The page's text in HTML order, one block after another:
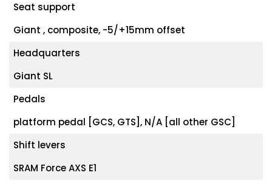
Seat support
Giant , composite, -5/+15mm offset
Headquarters
Giant SL
Pedals
platform pedal [GCS, GTS], N/A [all other GSC]
Shift levers
SRAM Force AXS E1